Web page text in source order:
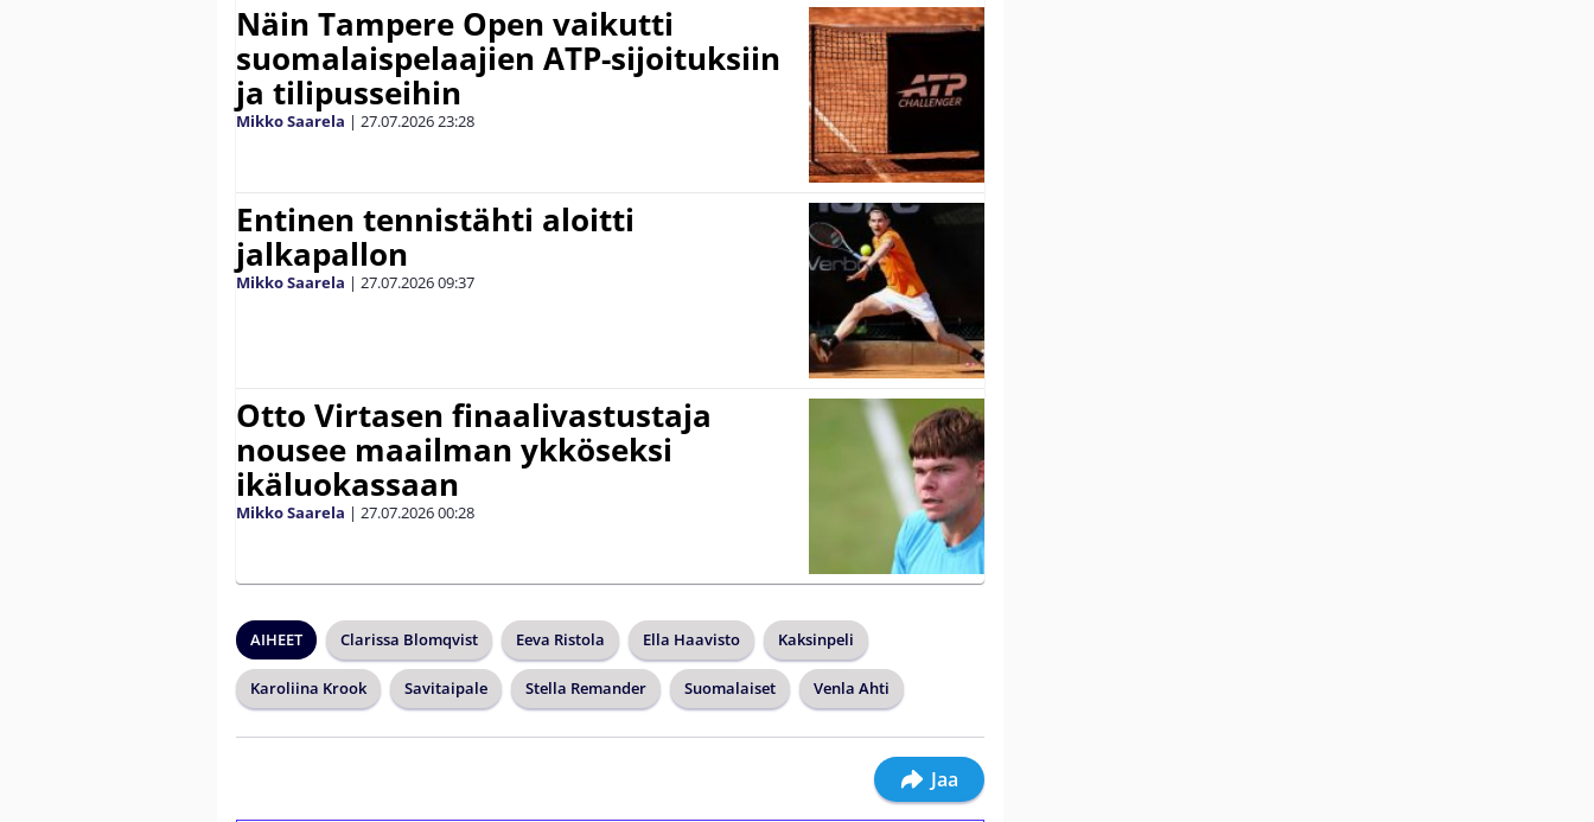
Näin Tampere Open vaikutti
suomalaispelaajien ATP-sijoituksiin
ja tilipusseihin
Mikko Saarela | 27.07.202623:28
Entinen tennistähti aloitti
jalkapallon
Mikko Saarela | 27.07.202609:37
Otto Virtasen finaalivastustaja
nousee maailman ykköseksi
ikäluokassaan
Mikko Saarela | 27.07.202600:28
AIHEET Clarissa Blomqvist Eeva Ristola Ella Haavisto Kaksinpeli
Karoliina Krook Savitaipale Stella Remander Suomalaiset Venla Ahti
Jaa